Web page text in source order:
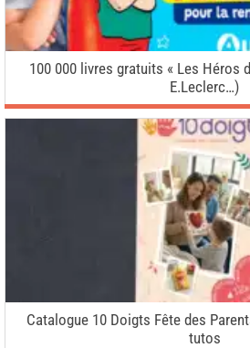
100 000 livres gratuits « Les Héros
E.Leclerc…)
Catalogue 10 Doigts Fête des
tutos